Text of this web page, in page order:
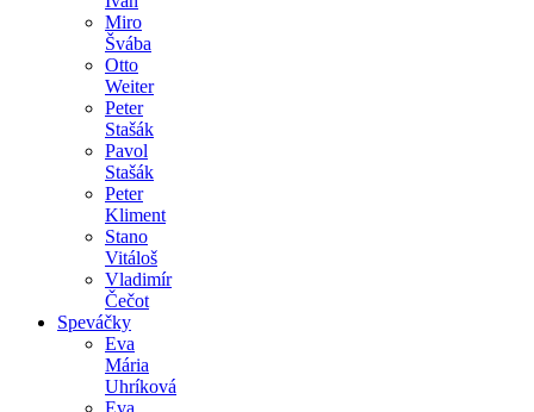
Miro
Švába
Otto
Weiter
Peter
Stašák
Pavol
Stašák
Peter
Kliment
Stano
Vitáloš
Vladimír
Čečot
Speváčky
Eva
Mária
Uhríková
Eva